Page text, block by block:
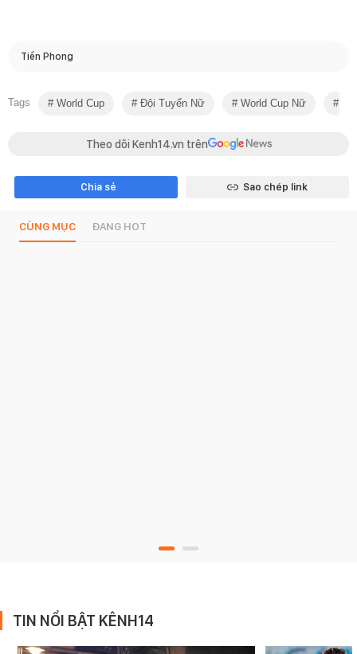
Tiền Phong
Tags World Cup Đội Tuyển Nữ World Cup Nữ
Theo dõi Kenh14.vn trên
Chia sẻ Sao chép link
CÙNG MỤC ĐANG HOT
TIN NỔI BẬT KÊNH14